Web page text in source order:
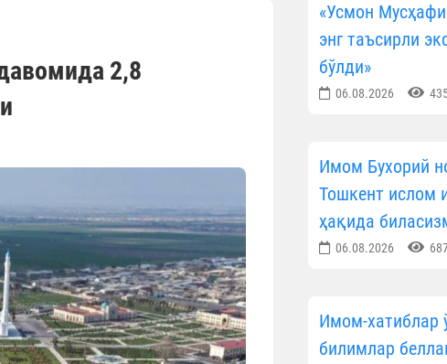
2,8
«Усмон
энг таъсирли
бўлди»
06.08.2026
Имом Бухорий
Тошкент ислом
ҳақида
06.08.2026
Имом-хатиблар
билимлар